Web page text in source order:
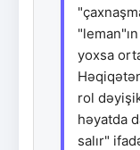
yoxsa
rol
həyatda
salır"